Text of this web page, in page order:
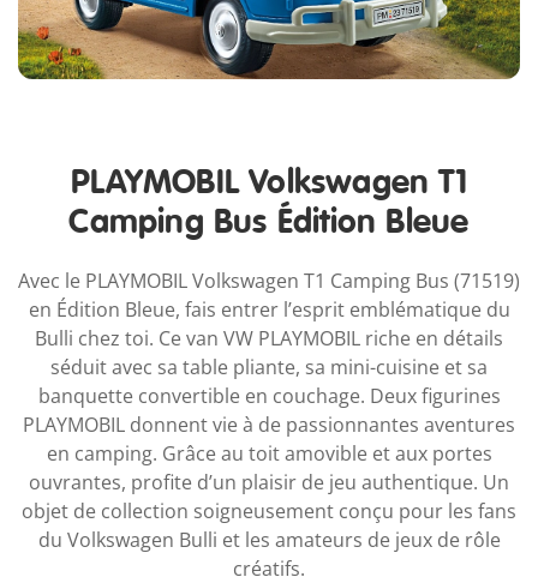
PLAYMOBIL Volkswagen T1
Camping Bus Édition Bleue
Avec le PLAYMOBIL Volkswagen T1 Camping Bus (71519)
en Édition Bleue, fais entrer l’esprit emblématique du
Bulli chez toi. Ce van VW PLAYMOBIL riche en détails
séduit avec sa table pliante, sa mini-cuisine et sa
banquette convertible en couchage. Deux figurines
PLAYMOBIL donnent vie à de passionnantes aventures
en camping. Grâce au toit amovible et aux portes
ouvrantes, profite d’un plaisir de jeu authentique. Un
objet de collection soigneusement conçu pour les fans
du Volkswagen Bulli et les amateurs de jeux de rôle
créatifs.